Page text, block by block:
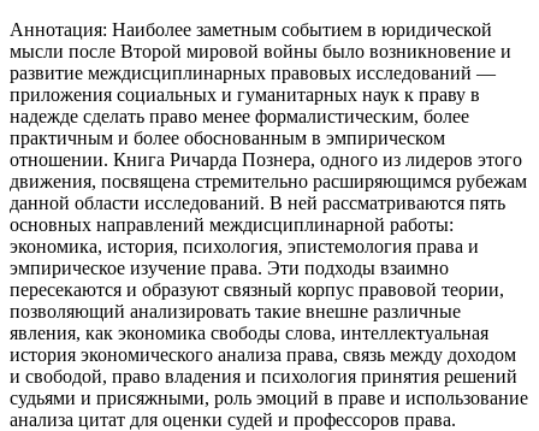
Аннотация: Наиболее заметным событием в юридической
мысли после Второй мировой войны было возникновение и
развитие междисциплинарных правовых исследований —
приложения социальных и гуманитарных наук к праву в
надежде сделать право менее формалистическим, более
практичным и более обоснованным в эмпирическом
отношении. Книга Ричарда Познера, одного из лидеров этого
движения, посвящена стремительно расширяющимся рубежам
данной области исследований. В ней рассматриваются пять
основных направлений междисциплинарной работы:
экономика, история, психология, эпистемология права и
эмпирическое изучение права. Эти подходы взаимно
пересекаются и образуют связный корпус правовой теории,
позволяющий анализировать такие внешне различные
явления, как экономика свободы слова, интеллектуальная
история экономического анализа права, связь между доходом
и свободой, право владения и психология принятия решений
судьями и присяжными, роль эмоций в праве и использование
анализа цитат для оценки судей и профессоров права.